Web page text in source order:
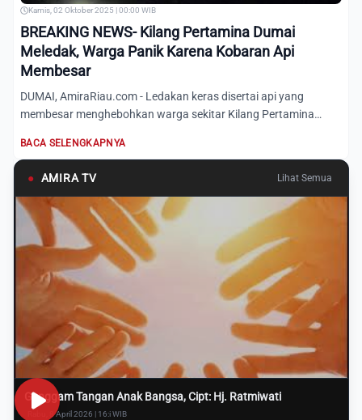
Kamis, 02 Oktober 2025 | 00:00 WIB
BREAKING NEWS- Kilang Pertamina Dumai
Meledak, Warga Panik Karena Kobaran Api
Membesar
DUMAI, AmiraRiau.com - Ledakan keras disertai api yang
membesar menghebohkan warga sekitar Kilang Pertamina
BACA SELENGKAPNYA
● AMIRA TV Lihat Semua
Genggam Tangan Anak Bangsa, Cipt: Hj. Ratmiwati
Rabu, 8 April 2026 | 16:i WIB